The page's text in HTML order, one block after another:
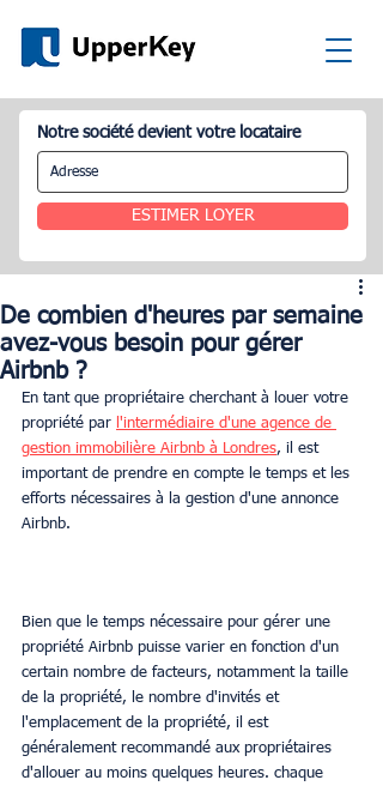
Notre société devient votre locataire
ESTIMER LOYER
De combien d'heures par semaine
avez-vous besoin pour gérer
Airbnb ?
En tant que propriétaire cherchant à louer votre
propriété par l'intermédiaire d'une agence de
gestion immobilière Airbnb à Londres, il est
important de prendre en compte le temps et les
efforts nécessaires à la gestion d'une annonce
Airbnb.
Bien que le temps nécessaire pour gérer une
propriété Airbnb puisse varier en fonction d'un
certain nombre de facteurs, notamment la taille
de la propriété, le nombre d'invités et
l'emplacement de la propriété, il est
généralement recommandé aux propriétaires
d'allouer au moins quelques heures. chaque